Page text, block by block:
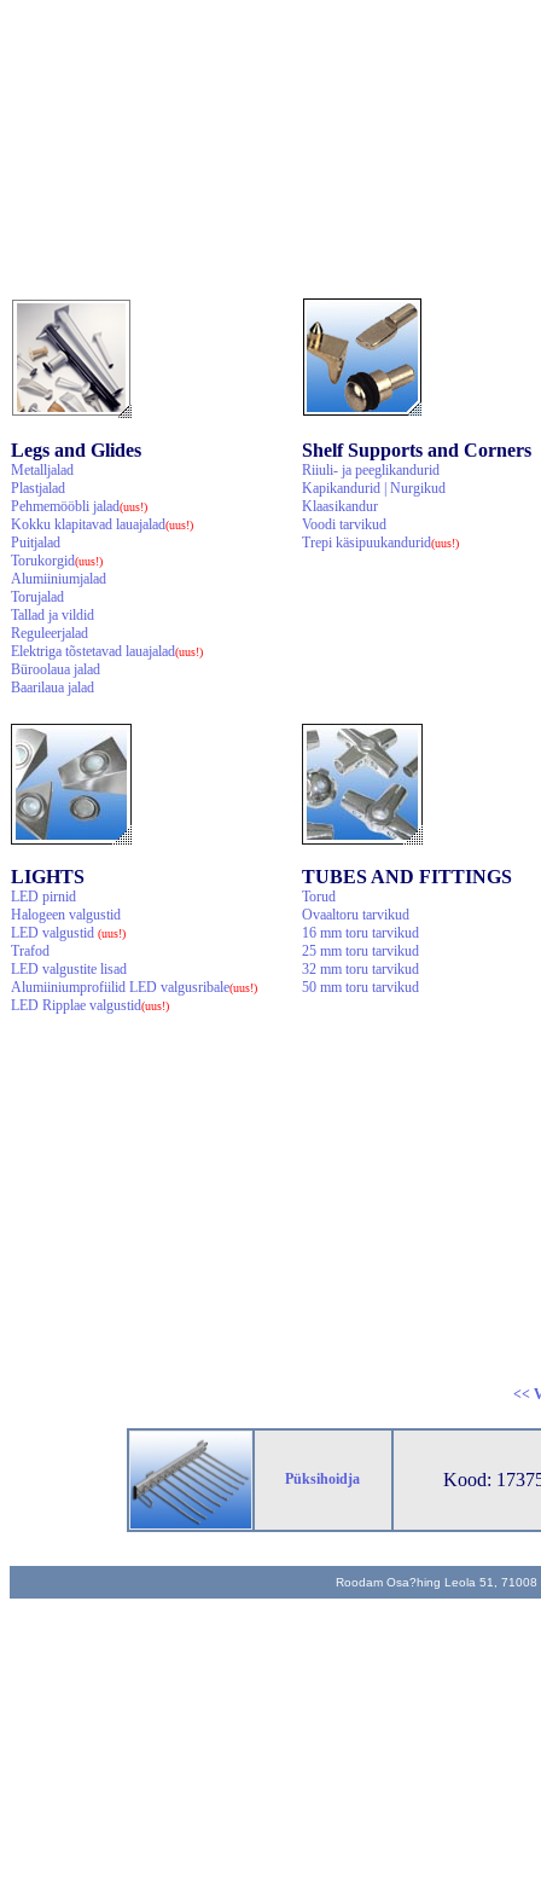
Legs and Glides
Metalljalad
Plastjalad
Pehmemööbli jalad(uus!)
Kokku klapitavad lauajalad(uus!)
Puitjalad
Torukorgid(uus!)
Alumiiniumjalad
Torujalad
Tallad ja vildid
Reguleerjalad
Elektriga tõstetavad lauajalad(uus!)
Büroolaua jalad
Baarilaua jalad
Shelf Supports and Corners
Riiuli- ja peeglikandurid
Kapikandurid | Nurgikud
Klaasikandur
Voodi tarvikud
Trepi käsipuukandurid(uus!)
LIGHTS
LED pirnid
Halogeen valgustid
LED valgustid (uus!)
Trafod
LED valgustite lisad
Alumiiniumprofiilid LED valgusribale(uus!)
LED Ripplae valgustid(uus!)
TUBES AND FITTINGS
Torud
Ovaaltoru tarvikud
16 mm toru tarvikud
25 mm toru tarvikud
32 mm toru tarvikud
50 mm toru tarvikud
<<
Püksihoidja Kood:
Roodam Osa?hing Leola 51,